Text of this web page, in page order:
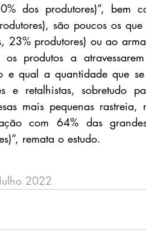
dos produtores)”, bem
são poucos os
produtores) ou ao
produtos a
e qual a quantidade que
e retalhistas, sobretudo
mais pequenas
com 64% das
remata o estudo.
2022